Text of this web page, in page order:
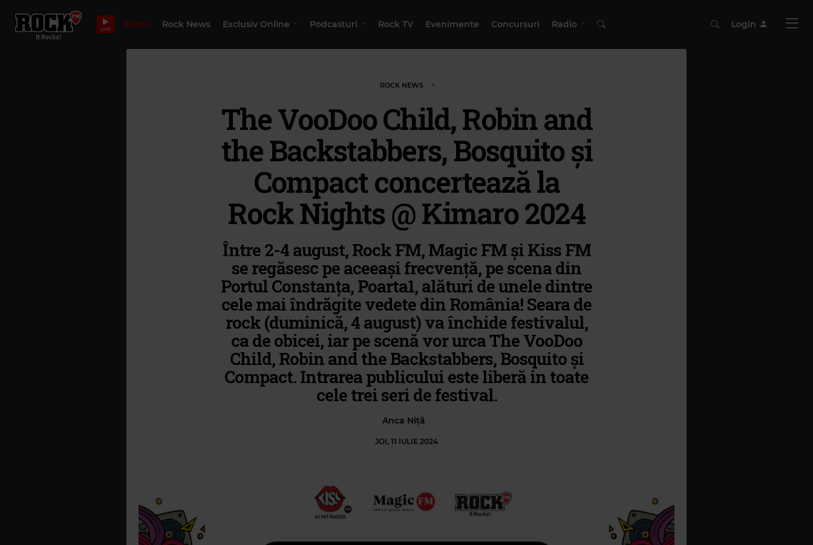
LIVE Bilete Rock News Exclusiv Online Podcasturi Rock TV Evenimente Concursuri Radio Login
ROCK NEWS
The VooDoo Child, Robin and
the Backstabbers, Bosquito și
Compact concertează la
Rock Nights @ Kimaro 2024
Între 2-4 august, Rock FM, Magic FM și Kiss FM
se regăsesc pe aceeași frecvență, pe scena din
Portul Constanța, Poarta1, alături de unele dintre
cele mai îndrăgite vedete din România! Seara de
rock (duminică, 4 august) va închide festivalul,
ca de obicei, iar pe scenă vor urca The VooDoo
Child, Robin and the Backstabbers, Bosquito și
Compact. Intrarea publicului este liberă in toate
cele trei seri de festival.
Anca Niță
JOI, 11 IULIE 2024